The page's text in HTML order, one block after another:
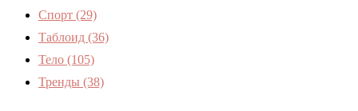
Спорт (29)
Таблоид (36)
Тело (105)
Тренды (38)